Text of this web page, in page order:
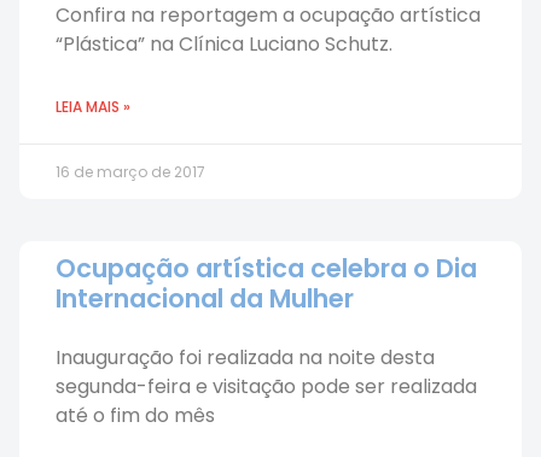
Confira na reportagem a ocupação artística
“Plástica” na Clínica Luciano Schutz.
LEIA MAIS »
16 de março de 2017
Ocupação artística celebra o Dia
Internacional da Mulher
Inauguração foi realizada na noite desta
segunda-feira e visitação pode ser realizada
até o fim do mês